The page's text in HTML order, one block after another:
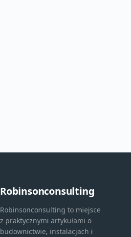
Robinsonconsulting
Robinsonconsulting to miejsce
z praktycznymi artykułami o
budownictwie, instalacjach i